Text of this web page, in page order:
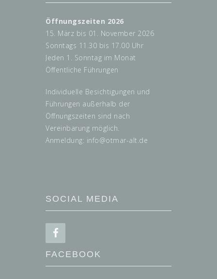
Öffnungszeiten 2026
15. März bis 01. November 2026
Sonntags 11.30 bis 17.00 Uhr
Jeden 1. Sonntag im Monat
Öffentliche Führungen
Individuelle Besichtigungen und
Führungen außerhalb der
Öffnungszeiten sind nach
Vereinbarung möglich.
Anmeldung: info@otmar-alt.de
SOCIAL MEDIA
FACEBOOK